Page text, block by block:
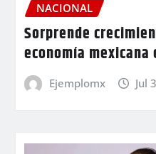
NACIONAL
Sorprende
economía
Ejemplomx Jul